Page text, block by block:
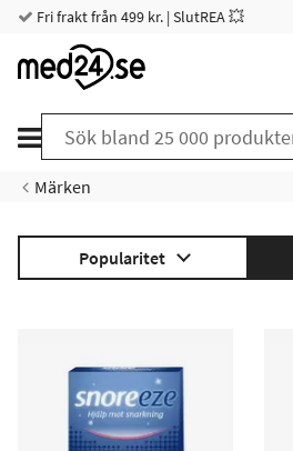
Fri frakt från 499 kr. | SlutREA 💥
Märken
Popularitet